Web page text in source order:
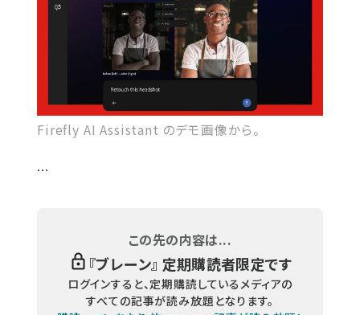
Firefly AI Assistant のデモ画像から。
...
この先の内容は...
『ブレーン』 定期購読者限定です
ログインすると、定期購読しているメディアの
すべての記事が読み放題となります。